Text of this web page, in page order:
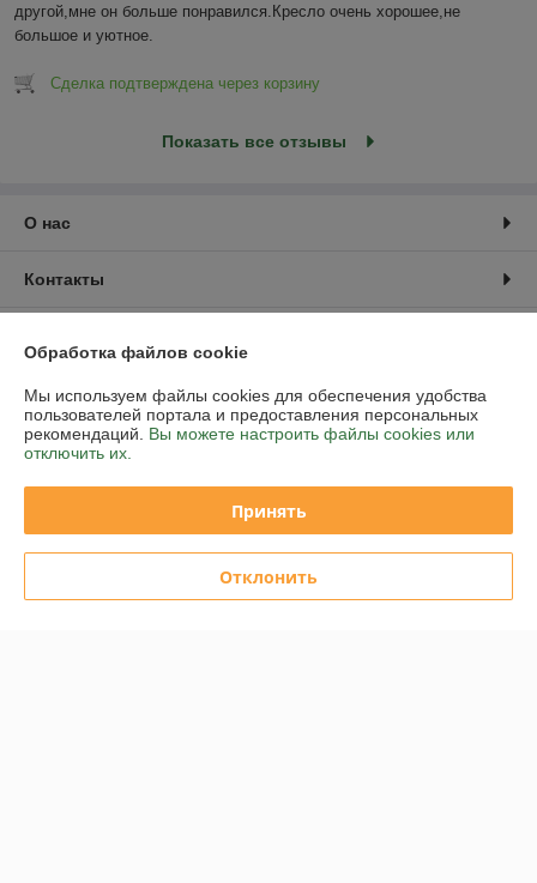
другой,мне он больше понравился.Кресло очень хорошее,не
большое и уютное.
Сделка подтверждена через корзину
Показать все отзывы
О нас
Контакты
График работы
Полная версия сайта
Политика обработки cookies
Сайт создан на платформе Deal.by
Обработка файлов cookie
Мы используем файлы cookies для обеспечения удобства
пользователей портала и предоставления персональных
рекомендаций. Вы можете настроить файлы cookies или
отключить их.
Принять
Отклонить